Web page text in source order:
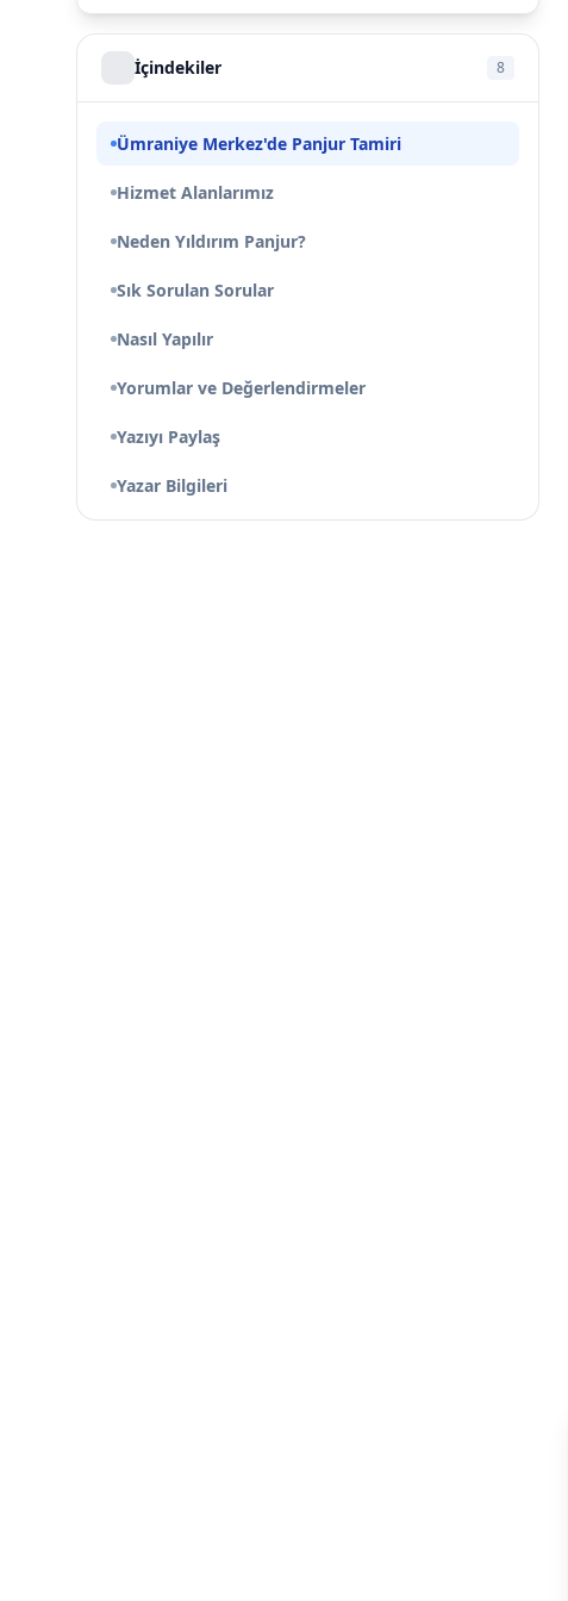
İçindekiler 8
Ümraniye Merkez'de Panjur Tamiri
Hizmet Alanlarımız
Neden Yıldırım Panjur?
Sık Sorulan Sorular
Nasıl Yapılır
Yorumlar ve Değerlendirmeler
Yazıyı Paylaş
Yazar Bilgileri